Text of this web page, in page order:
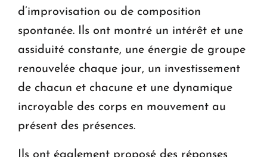
d’improvisation ou de composition
spontanée. Ils ont montré un intérêt et une
assiduité constante, une énergie de groupe
renouvelée chaque jour, un investissement
de chacun et chacune et une dynamique
incroyable des corps en mouvement au
présent des présences.